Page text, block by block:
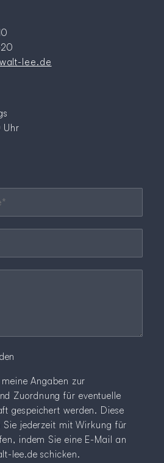
lee.de
*
*
*
Angaben zur
Zuordnung für eventuelle
gespeichert werden. Diese
Sie jederzeit mit Wirkung für
indem Sie eine E-Mail an
lee.de schicken.